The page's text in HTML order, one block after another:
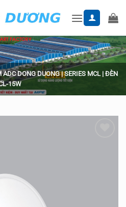
ADC DONG DUONG|SERIES MCL| ĐÈN
15W